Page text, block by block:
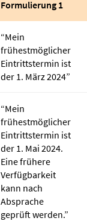
Formulierung 1
“Mein
frühestmöglicher
Eintrittstermin ist
der 1. März 2024”
“Mein
frühestmöglicher
Eintrittstermin ist
der 1. Mai 2024.
Eine frühere
Verfügbarkeit
kann nach
Absprache
geprüft werden.”